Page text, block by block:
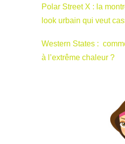
Polar Street X : la
look urbain qui veut
Western States :
à l’extrême chaleur ?